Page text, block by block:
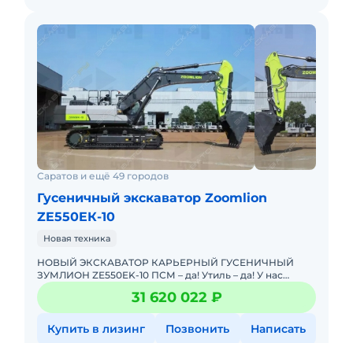
Саратов и ещё 49 городов
Гусеничный экскаватор Zoomlion
ZE550EК-10
Новая техника
НОВЫЙ ЭКСКАВАТОР КАРЬЕРНЫЙ ГУСЕНИЧНЫЙ
ЗУМЛИОН ZE550EK-10 ПСМ – да! Утиль – да! У нас
можно купить в лизинг. Поможем в оформлении!
Проводим предпр
31 620 022 ₽
Купить в лизинг Позвонить Написать